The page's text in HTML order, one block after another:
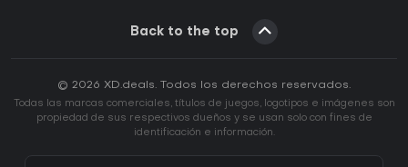
Back to the top
© 2026 XD.deals. Todos los derechos reservados.
Todas las marcas comerciales, títulos de juegos, logotipos e imágenes son
propiedad de sus respectivos dueños y se usan solo con fines de
identificación e información.